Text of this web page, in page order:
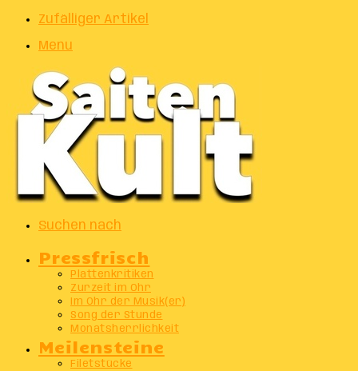
Zufälliger Artikel
Menu
Suchen nach
Pressfrisch
Plattenkritiken
Zurzeit im Ohr
Im Ohr der Musik(er)
Song der Stunde
Monatsherrlichkeit
Meilensteine
Filetstücke